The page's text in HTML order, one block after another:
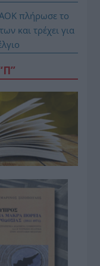
πλήρωσε το
και τρέχει για